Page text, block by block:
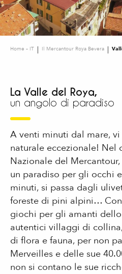
Home – IT Il Mercantour Roya Bevera
La Valle del Roya,
un angolo di paradiso
A venti minuti dal mare,
naturale eccezionale! Nel
Nazionale del
un paradiso per gli occhi
minuti, si passa dagli
foreste di pini alpini…
giochi per gli amanti
autentici villaggi di
di flora e fauna, per non
Merveilles e delle sue
non si contano le sue